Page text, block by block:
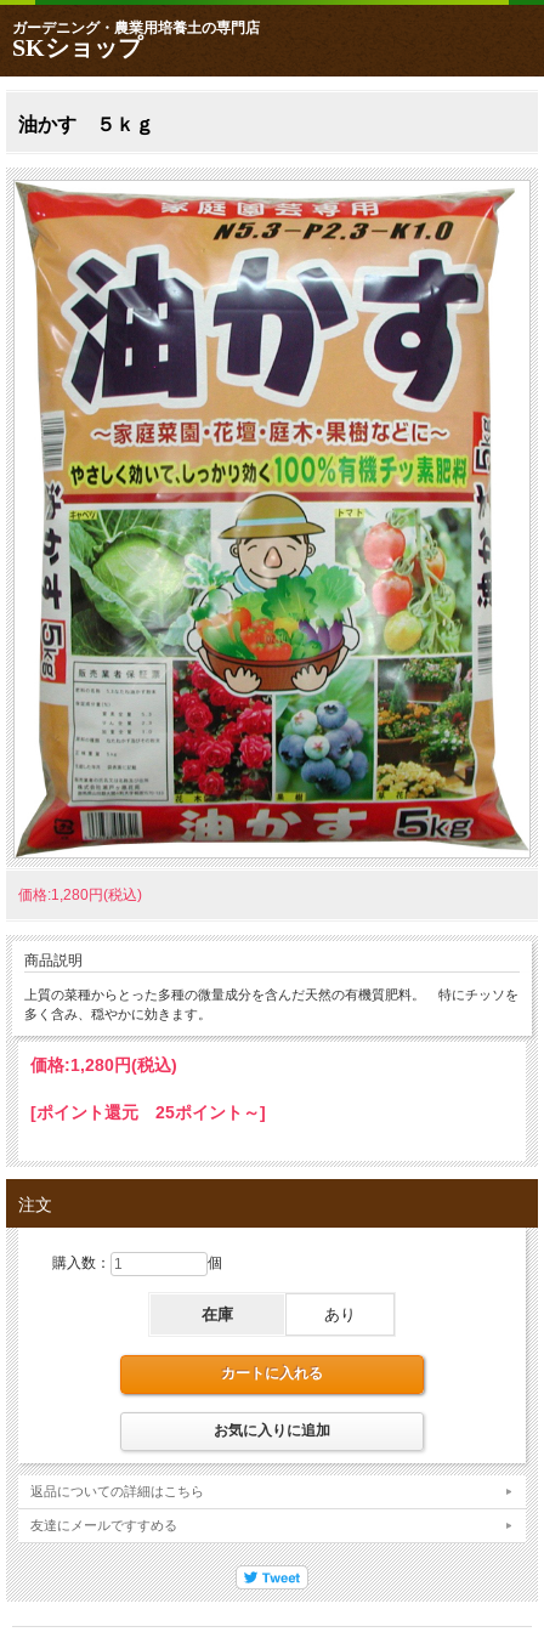
ガーデニング・農業用培養土の専門店
SKショップ
油かす ５ｋｇ
価格:1,280円(税込)
商品説明
上質の菜種からとった多種の微量成分を含んだ天然の有機質肥料。 特にチッソを
多く含み、穏やかに効きます。
価格:1,280円(税込)
[ポイント還元 25ポイント～]
注文
購入数： 個
在庫 あり
返品についての詳細はこちら
友達にメールですすめる